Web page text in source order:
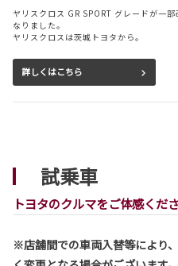
ヤリスクロス GR SPORT グレードが一部
なりました。
ヤリスクロスは茨城トヨタから。
詳しくはこちら
シエンタが一部改良となりました。
シエンタは茨城トヨタから。
詳しくはこちら
試乗車
トヨタのクルマをご体感くださ
※店舗間での車両入替等により